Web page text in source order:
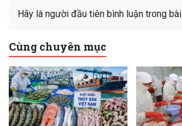
Hãy là người đầu tiên bình luận trong bài
Cùng chuyên mục